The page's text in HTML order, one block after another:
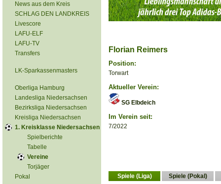
News aus dem Kreis
SCHLAG DEN LANDKREIS
Livescore
LAFU-ELF
LAFU-TV
Transfers
LK-Sparkassenmasters
Oberliga Hamburg
Landesliga Niedersachsen
Bezirksliga Niedersachsen
Kreisliga Niedersachsen
1. Kreisklasse Niedersachsen
Spielberichte
Tabelle
Vereine
Torjäger
Pokal
Florian Reimers
Position:
Torwart
Aktueller Verein:
SG Elbdeich
Im Verein seit:
7/2022
Spiele (Liga) Spiele (Pokal)